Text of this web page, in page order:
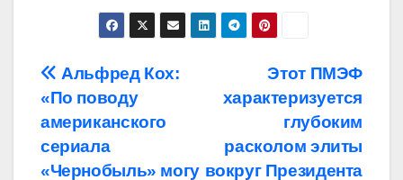
Навигация
по
записям
Этот ПМЭФ
характеризуется
глубоким
расколом элиты
вокруг Президента
Альфред Кох:
«По поводу
американского
сериала
«Чернобыль» могу